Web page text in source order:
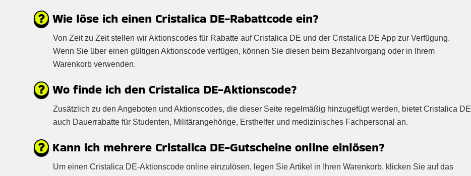
Wie löse ich einen Cristalica DE-Rabattcode ein?
Von Zeit zu Zeit stellen wir Aktionscodes für Rabatte auf Cristalica DE und der Cristalica DE App zur Verfügung.
Wenn Sie über einen gültigen Aktionscode verfügen, können Sie diesen beim Bezahlvorgang oder in Ihrem
Warenkorb verwenden.
Wo finde ich den Cristalica DE-Aktionscode?
Zusätzlich zu den Angeboten und Aktionscodes, die dieser Seite regelmäßig hinzugefügt werden, bietet Cristalica DE
auch Dauerrabatte für Studenten, Militärangehörige, Ersthelfer und medizinisches Fachpersonal an.
Kann ich mehrere Cristalica DE-Gutscheine online einlösen?
Um einen Cristalica DE-Aktionscode online einzulösen, legen Sie Artikel in Ihren Warenkorb, klicken Sie auf das